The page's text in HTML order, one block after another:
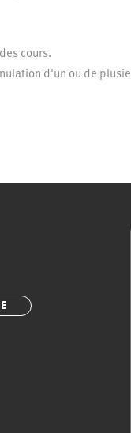
cours.
d'un ou de